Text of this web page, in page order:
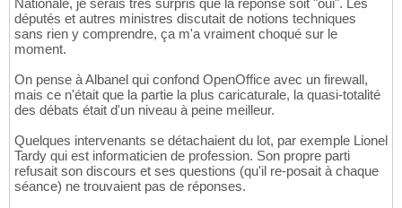
Nationale, je serais très surpris que la réponse soit "oui". Les
députés et autres ministres discutait de notions techniques
sans rien y comprendre, ça m'a vraiment choqué sur le
moment.
On pense à Albanel qui confond OpenOffice avec un firewall,
mais ce n'était que la partie la plus caricaturale, la quasi-totalité
des débats était d'un niveau à peine meilleur.
Quelques intervenants se détachaient du lot, par exemple Lionel
Tardy qui est informaticien de profession. Son propre parti
refusait son discours et ses questions (qu'il re-posait à chaque
séance) ne trouvaient pas de réponses.